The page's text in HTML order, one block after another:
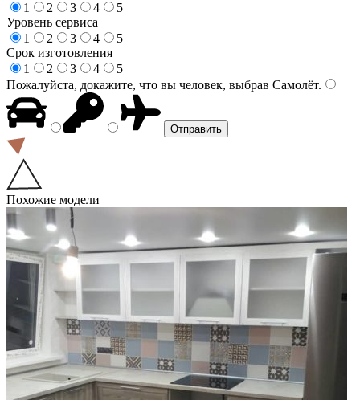
1
2 3 4
5
Уровень сервиса
1
2 3 4
5
Срок изготовления
1
2 3 4
5
Пожалуйста, докажите, что вы человек, выбрав Самолёт.
Похожие модели